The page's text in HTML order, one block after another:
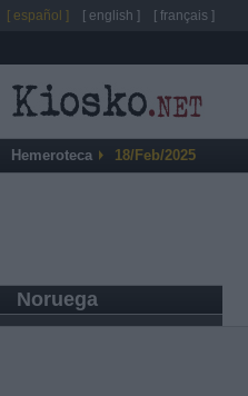
Hemeroteca 18/Feb/2025
Noruega
[ español ] [ english ] [ français ]